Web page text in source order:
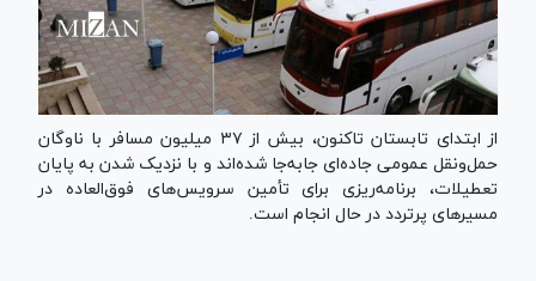
از ابتدای تابستان تاکنون، بیش از ۳۷ میلیون مسافر با ناوگان
حمل‌ونقل عمومی جاده‌ای جابه‌جا شده‌اند و با نزدیک شدن به پایان
تعطیلات، برنامه‌ریزی برای تأمین سرویس‌های فوق‌العاده در
مسیر‌های پرتردد در حال انجام است.